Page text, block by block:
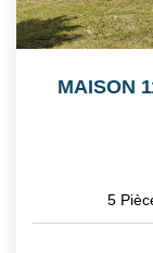
MAISON
5